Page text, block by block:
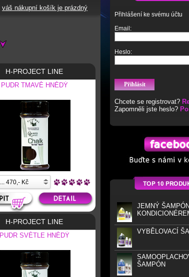
váš nákupní košík je prázdný
Přihlášení ke svému účtu
Email:
Heslo:
Chcete se registrovat?
Zapomněli jste heslo?
JEMNÝ
VYBĚLOVACÍ
ŠAMPÓN
H-PROJECT LINE
PUDR TMAVĚ HNĚDÝ
H-PROJECT LINE
PUDR SVĚTLE HNĚDÝ